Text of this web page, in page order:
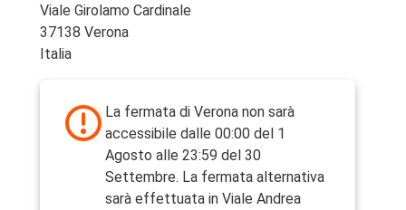
Viale Girolamo Cardinale
37138 Verona
Italia
La fermata di Verona non sarà
accessibile dalle 00:00 del 1
Agosto alle 23:59 del 30
Settembre. La fermata alternativa
sarà effettuata in Viale Andrea